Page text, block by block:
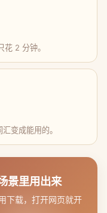
2 分钟。
变成能用的。
景里用出来
下载，打开网页就开